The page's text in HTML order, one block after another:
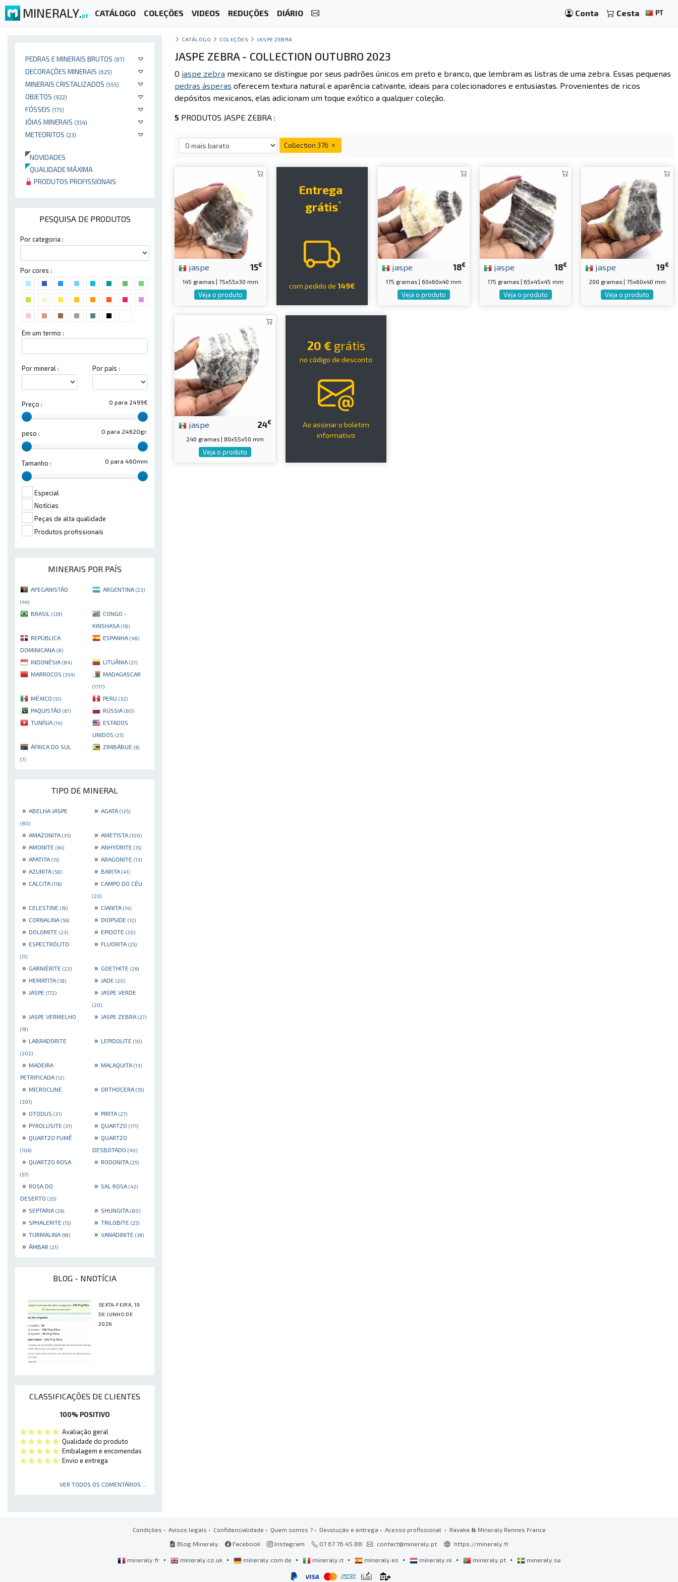
MINERALY.pt CATÁLOGO COLEÇÕES VIDEOS REDUÇÕES DIÁRIO Conta Cesta PT
PEDRAS E MINERAIS BRUTOS (87)
DECORAÇÕES MINERAIS (625)
MINERAIS CRISTALIZADOS (555)
OBJETOS (922)
FÓSSEIS (175)
JÓIAS MINERAIS (354)
METEORITOS (23)
NOVIDADES
QUALIDADE MÁXIMA
PRODUTOS PROFISSIONAIS
PESQUISA DE PRODUTOS
Por categoria :
Por cores :
Em um termo :
Por mineral : Por país :
0 para 2499€
Preço :
0 para 24620gr.
peso :
0 para 460mm
Tamanho :
Especial
Notícias
Peças de alta qualidade
Produtos profissionais
MINERAIS POR PAÍS
AFEGANISTÃO
(44)
ARGENTINA (23)
BRASIL (129)
CONGO -
KINSHASA (18)
REPÚBLICA
DOMINICANA (8)
ESPANHA (48)
INDONÉSIA (84) LITUÂNIA (21)
MARROCOS (354) MADAGASCAR
(1717)
MÉXICO (51) PERU (32)
PAQUISTÃO (67) RÚSSIA (80)
TUNÍSIA (14)
ESTADOS
UNIDOS (25)
ÁFRICA DO SUL
(7)
ZIMBÁBUE (6)
TIPO DE MINERAL
» ABELHA JASPE
(80)
» AGATA (125)
» AMAZONITA (35) » AMETISTA (100)
» AMONITE (64) » ANHYDRITE (15)
» APATITA (15) » ARAGONITE (13)
» AZURITA (58) » BARITA (41)
» CALCITA (116) » CAMPO DO CÉU
(23)
» CELESTINE (19) » CIANITA (14)
» CORNALINA (56) » DIOPSIDE (12)
» DOLOMITE (23) » EPIDOTE (20)
» ESPECTRÓLITO
(11)
» FLUORITA (25)
» GARNIÈRITE (23) » GOETHITE (26)
» HEMATITA (18) » JADE (20)
» JASPE (172) » JASPE VERDE
(20)
» JASPE VERMELHO
(19)
» JASPE ZEBRA (27)
» LABRADORITE
(202)
» LEPIDOLITE (10)
» MADEIRA
PETRIFICADA (12)
» MALAQUITA (13)
» MICROCLINE
(301)
» ORTHOCERA (55)
» OTODUS (31) » PIRITA (27)
» PYROLUSITE (31) » QUARTZO (171)
» QUARTZO FUMÊ
(106)
» QUARTZO
DESBOTADO (40)
» QUARTZO ROSA
(57)
» RODONITA (25)
» ROSA DO
DESERTO (35)
» SAL ROSA (42)
» SEPTARIA (26) » SHUNGITA (80)
» SPHALERITE (15) » TRILOBITE (25)
» TURMALINA (99) » VANADINITE (39)
» ÂMBAR (21)
BLOG - NNOTÍCIA
SEXTA-FEIRA, 19
DE JUNHO DE
2026
CLASSIFICAÇÕES DE CLIENTES
100% POSITIVO
Avaliação geral
Qualidade do produto
Embalagem e encomendas
Envio e entrega
VER TODOS OS COMENTÁRIOS ...
CATÁLOGO COLEÇÕES JASPE ZEBRA
JASPE ZEBRA - COLLECTION OUTUBRO 2023
O jaspe zebra mexicano se distingue por seus padrões únicos em preto e branco, que lembram as listras de uma zebra. Essas pequenas
pedras ásperas oferecem textura natural e aparência cativante, ideais para colecionadores e entusiastas. Provenientes de ricos
depósitos mexicanos, elas adicionam um toque exótico a qualquer coleção.
5 PRODUTOS JASPE ZEBRA :
Collection 376
15€
jaspe
145 gramas | 75x55x30 mm
Veja o produto
Entrega
grátis*
com pedido de149€
18€
jaspe
175 gramas | 60x60x40 mm
Veja o produto
18€
jaspe
175 gramas | 65x45x45 mm
Veja o produto
19€
jaspe
200 gramas | 75x60x40 mm
Veja o produto
24€
jaspe
240 gramas | 80x55x50 mm
Veja o produto
20 € grátis
no código de desconto
Ao assinar o boletim
informativo
Condições • Avisos legais • Confidencialidade • Quem somos ?• Devolução e entrega • Acesso profissional • Ravaka & Mineraly Rennes France
Blog Mineraly
Facebook Instagram 07 67 76 45 88 contact@mineraly.pt https://mineraly.fr
mineraly.fr • mineraly.co.uk • mineraly.com.de • mineraly.it • mineraly.es • mineraly.nl • mineraly.pt • mineraly.se